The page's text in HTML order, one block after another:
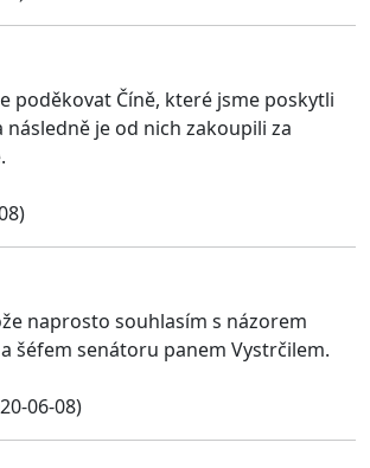
poděkovat Číně, které jsme poskytli
je od nich zakoupili za
naprosto souhlasím s názorem
šéfem senátoru panem Vystrčilem.
06-08)